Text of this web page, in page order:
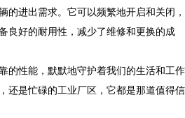
的进出需求。它可以频繁地开启和关闭，
良好的耐用性，减少了维修和更换的成
的性能，默默地守护着我们的生活和工作
还是忙碌的工业厂区，它都是那道值得信